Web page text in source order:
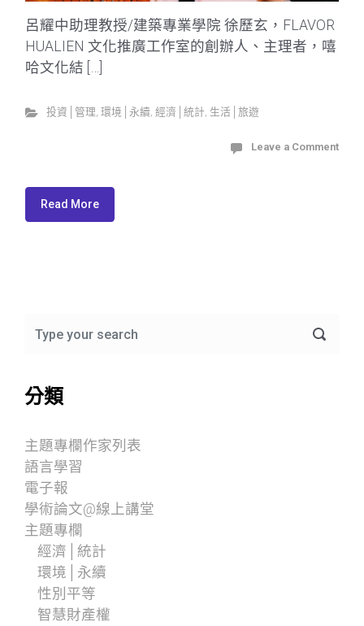
呂耀中助理教授/建築專業學院 徐歷玄，FLAVOR
HUALIEN 文化推廣工作室的創辦人、主理者，嘻
哈文化結 […]
投資│管理, 環境│永續, 經濟│統計, 生活│旅遊
Leave a Comment
Read More
分類
主題專欄作家列表
語言學習
電子報
學術論文@線上講堂
主題專欄
經濟│統計
環境│永續
性別平等
智慧財產權